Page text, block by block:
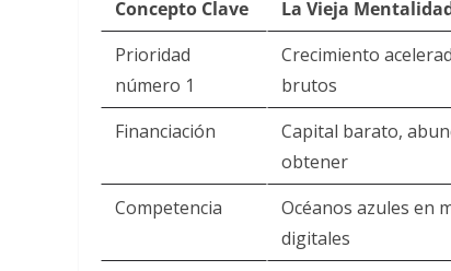
Concepto Clave La Vieja
Prioridad
número 1
Crecimiento
brutos
Financiación
Capital barato,
obtener
Competencia
Océanos azules en
digitales